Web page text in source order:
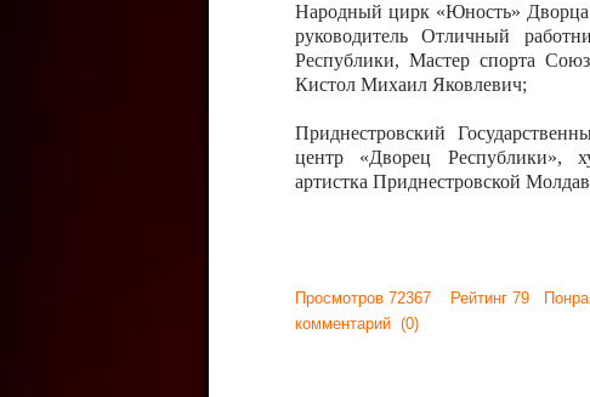
Народный цирк «Юность» Дворца
руководитель Отличный
Республики, Мастер спорта
Кистол Михаил Яковлевич;
Приднестровский
центр «Дворец Республики»,
артистка Приднестровской
Просмотров 72367 Рейтинг 79
комментарий (0)